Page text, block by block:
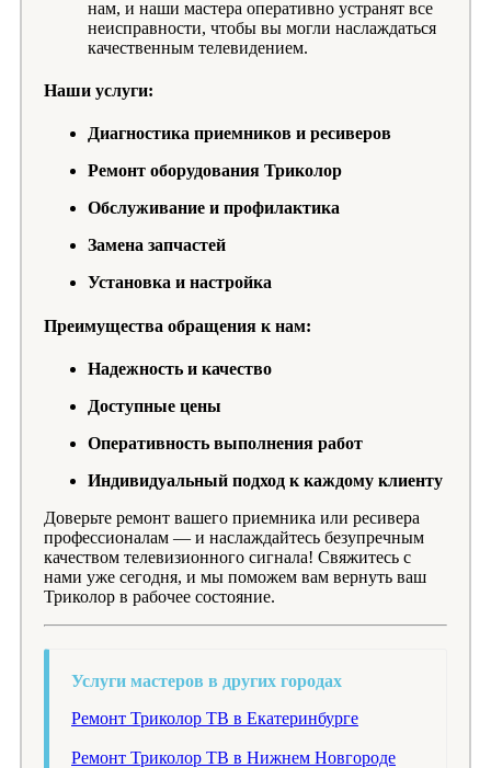
нам, и наши мастера оперативно устранят все
неисправности, чтобы вы могли наслаждаться
качественным телевидением.
Наши услуги:
Диагностика приемников и ресиверов
Ремонт оборудования Триколор
Обслуживание и профилактика
Замена запчастей
Установка и настройка
Преимущества обращения к нам:
Надежность и качество
Доступные цены
Оперативность выполнения работ
Индивидуальный подход к каждому клиенту
Доверьте ремонт вашего приемника или ресивера
профессионалам — и наслаждайтесь безупречным
качеством телевизионного сигнала! Свяжитесь с
нами уже сегодня, и мы поможем вам вернуть ваш
Триколор в рабочее состояние.
Услуги мастеров в других городах
Ремонт Триколор ТВ в Екатеринбурге
Ремонт Триколор ТВ в Нижнем Новгороде